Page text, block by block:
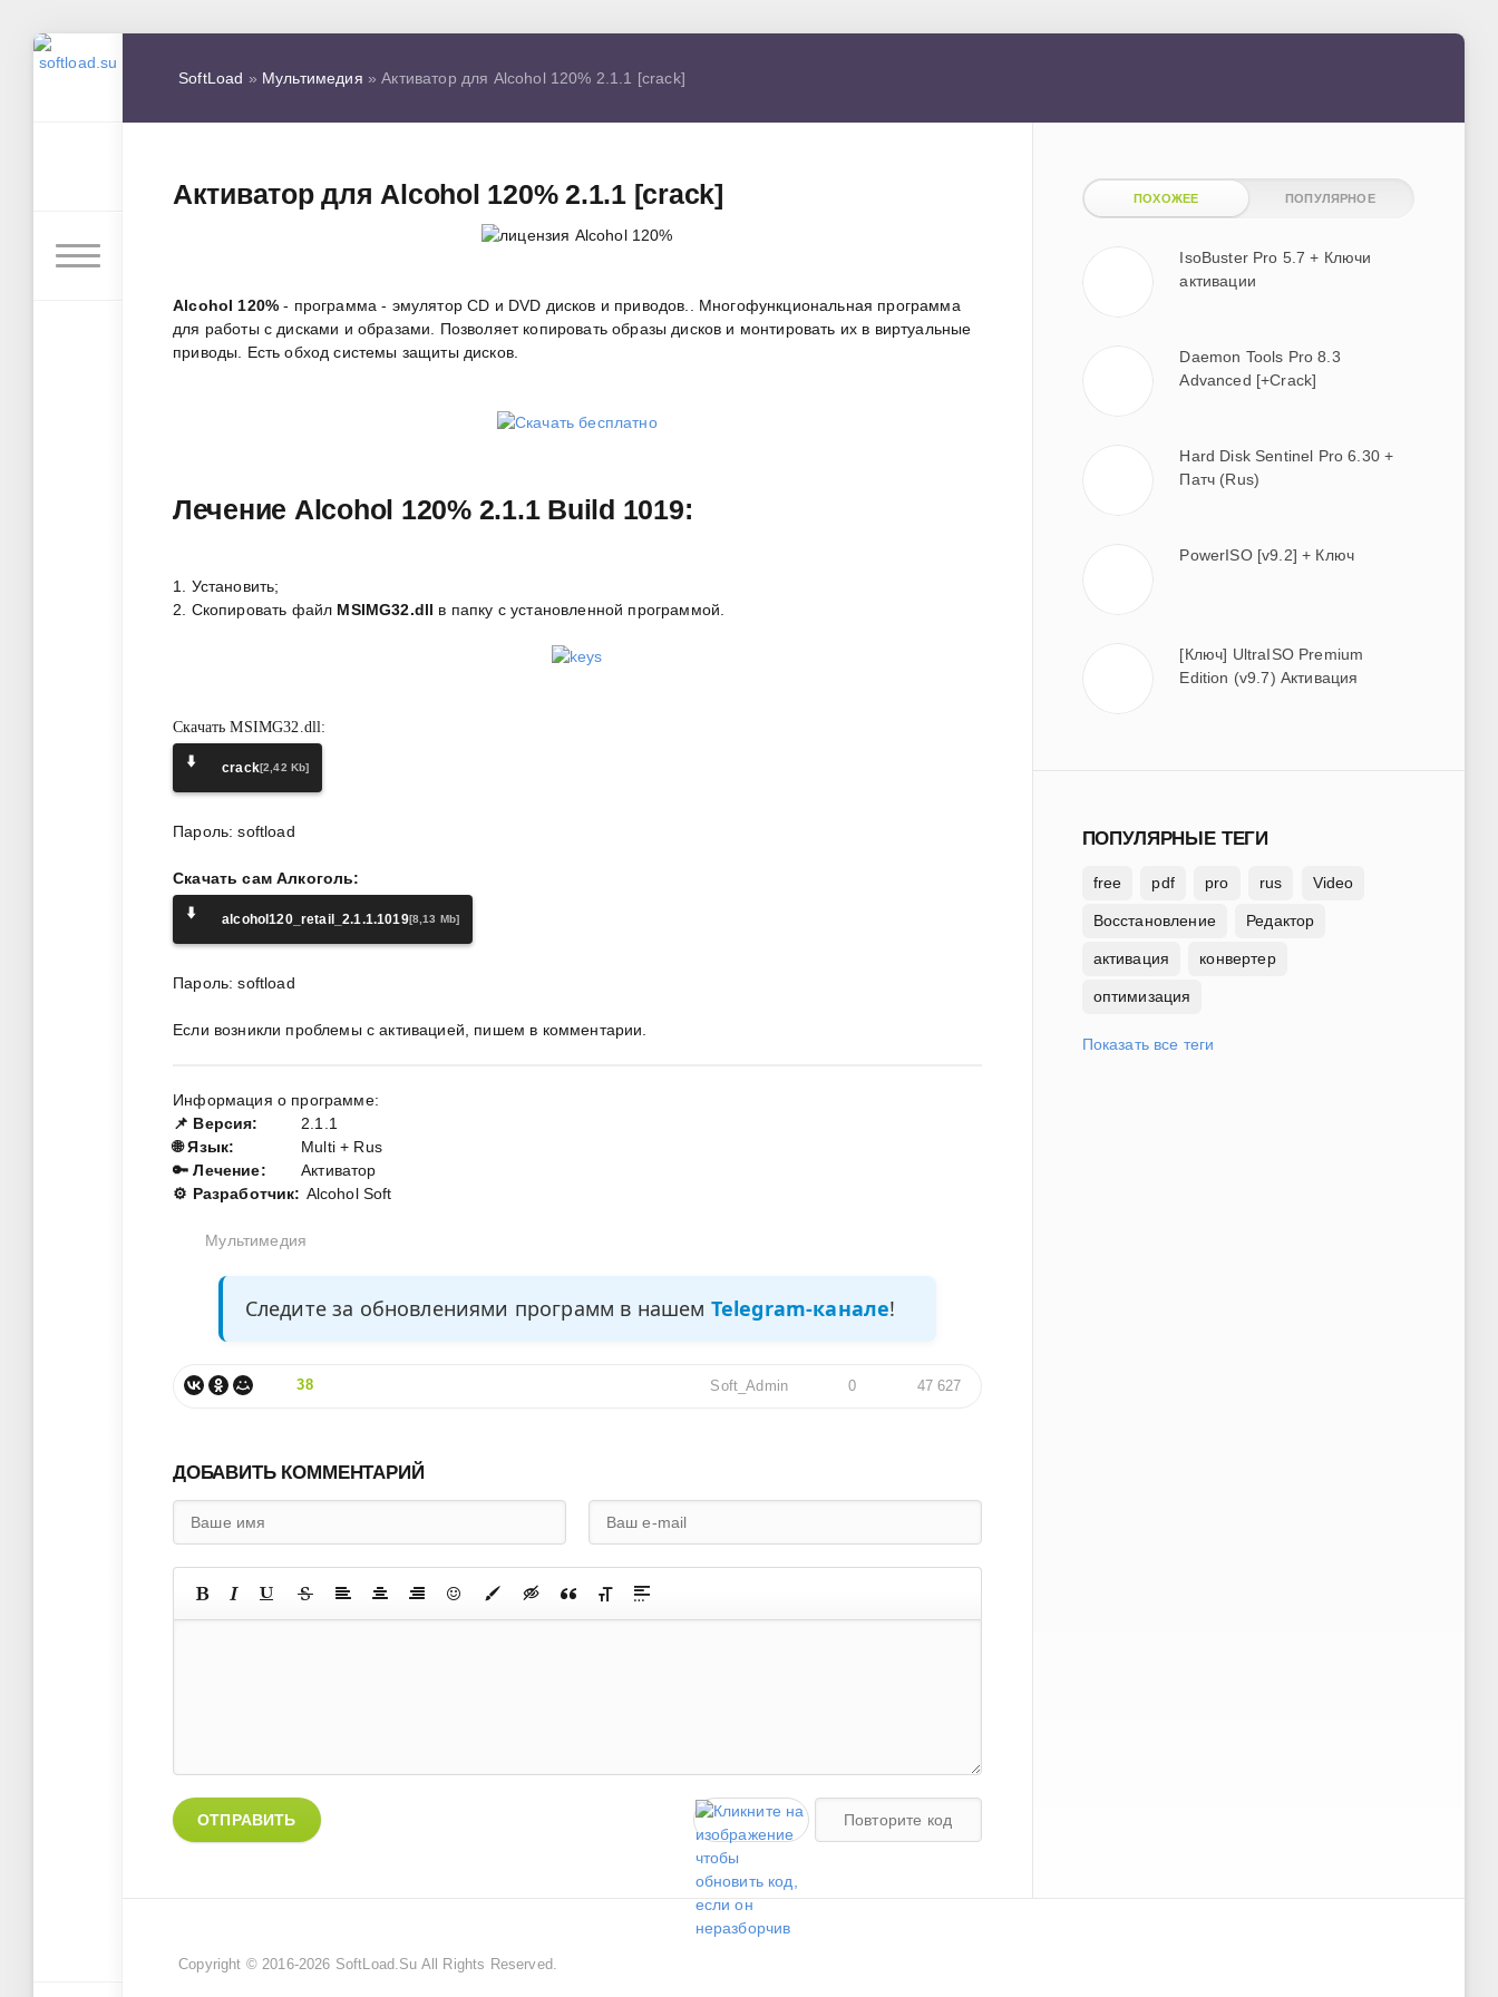
SoftLoad » Мультимедия » Активатор для Alcohol 120% 2.1.1 [crack]
Активатор для Alcohol 120% 2.1.1 [crack]
Alcohol 120% - программа - эмулятор CD и DVD дисков и приводов.. Многофункциональная программа
для работы с дисками и образами. Позволяет копировать образы дисков и монтировать их в виртуальные
приводы. Есть обход системы защиты дисков.
Лечение Alcohol 120% 2.1.1 Build 1019:
1. Установить;
2. Скопировать файл MSIMG32.dll в папку с установленной программой.
Скачать MSIMG32.dll:
⬇️ crack[2,42 Kb]
Пароль: softload
Скачать сам Алкоголь:
⬇️
alcohol120_retail_2.1.1.1019[8,13 Mb]
Пароль: softload
Если возникли проблемы с активацией, пишем в комментарии.
Информация о программе:
📌 Версия:
2.1.1
🌐 Язык:
Multi + Rus
🔑 Лечение:
Активатор
⚙️ Разработчик: Alcohol Soft
Мультимедия
Следите за обновлениями программ в нашем Telegram-канале!
38 Soft_Admin 0 47 627
ДОБАВИТЬ КОММЕНТАРИЙ
ОТПРАВИТЬ
ПОХОЖЕЕ ПОПУЛЯРНОЕ
IsoBuster Pro 5.7 + Ключи
активации
Daemon Tools Pro 8.3
Advanced [+Crack]
Hard Disk Sentinel Pro 6.30 +
Патч (Rus)
PowerISO [v9.2] + Ключ
[Ключ] UltraISO Premium
Edition (v9.7) Активация
ПОПУЛЯРНЫЕ ТЕГИ
free pdf pro rus Video
Восстановление Редактор
активация конвертер
оптимизация
Показать все теги
Copyright © 2016-2026 SoftLoad.Su All Rights Reserved.